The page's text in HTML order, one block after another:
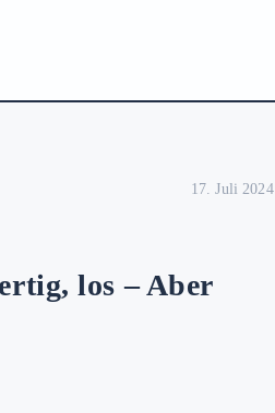
17. Juli 2024
los – Aber